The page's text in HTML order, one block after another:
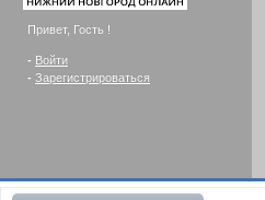
Привет, Гость !
- Войти
- Зарегистрироваться